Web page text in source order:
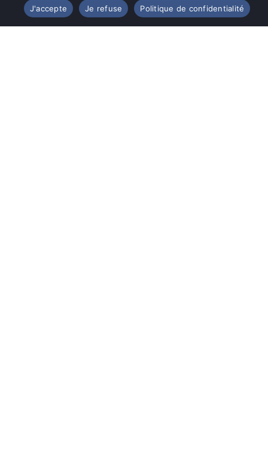
J'accepte
Je refuse Politique de confidentialité